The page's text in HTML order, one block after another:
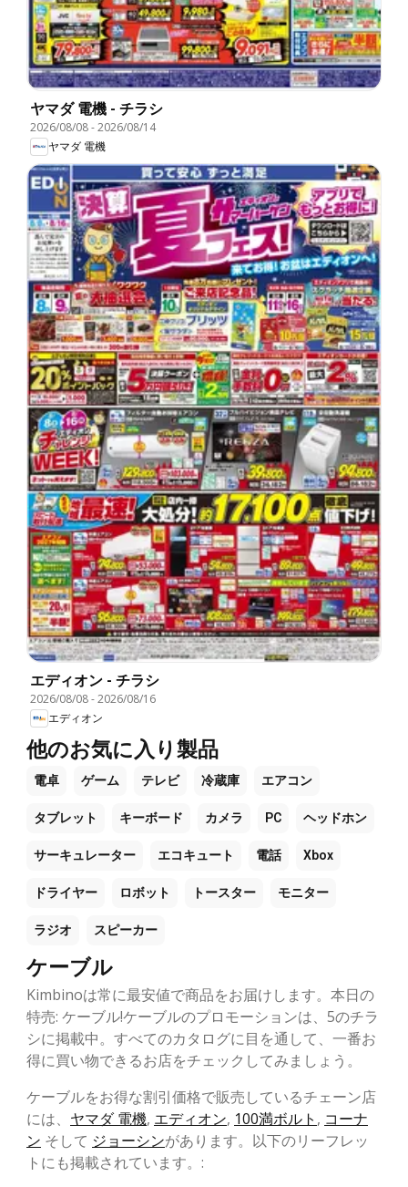
ヤマダ 電機 - チラシ
2026/08/08-2026/08/14
ヤマダ 電機
エディオン - チラシ
2026/08/08-2026/08/16
エディオン
他のお気に入り製品
電卓 ゲーム テレビ 冷蔵庫 エアコン
タブレット キーボード カメラ PC ヘッドホン
サーキュレーター エコキュート 電話 Xbox
ドライヤー ロボット トースター モニター
ラジオ スピーカー
ケーブル
Kimbinoは常に最安値で商品をお届けします。本日の
特売: ケーブル!ケーブルのプロモーションは、5のチラ
シに掲載中。すべてのカタログに目を通して、一番お
得に買い物できるお店をチェックしてみましょう。
ケーブルをお得な割引価格で販売しているチェーン店
には、 ヤマダ 電機, エディオン, 100満ボルト , コーナ
ン そして ジョーシンがあります。以下のリーフレッ
トにも掲載されています。: